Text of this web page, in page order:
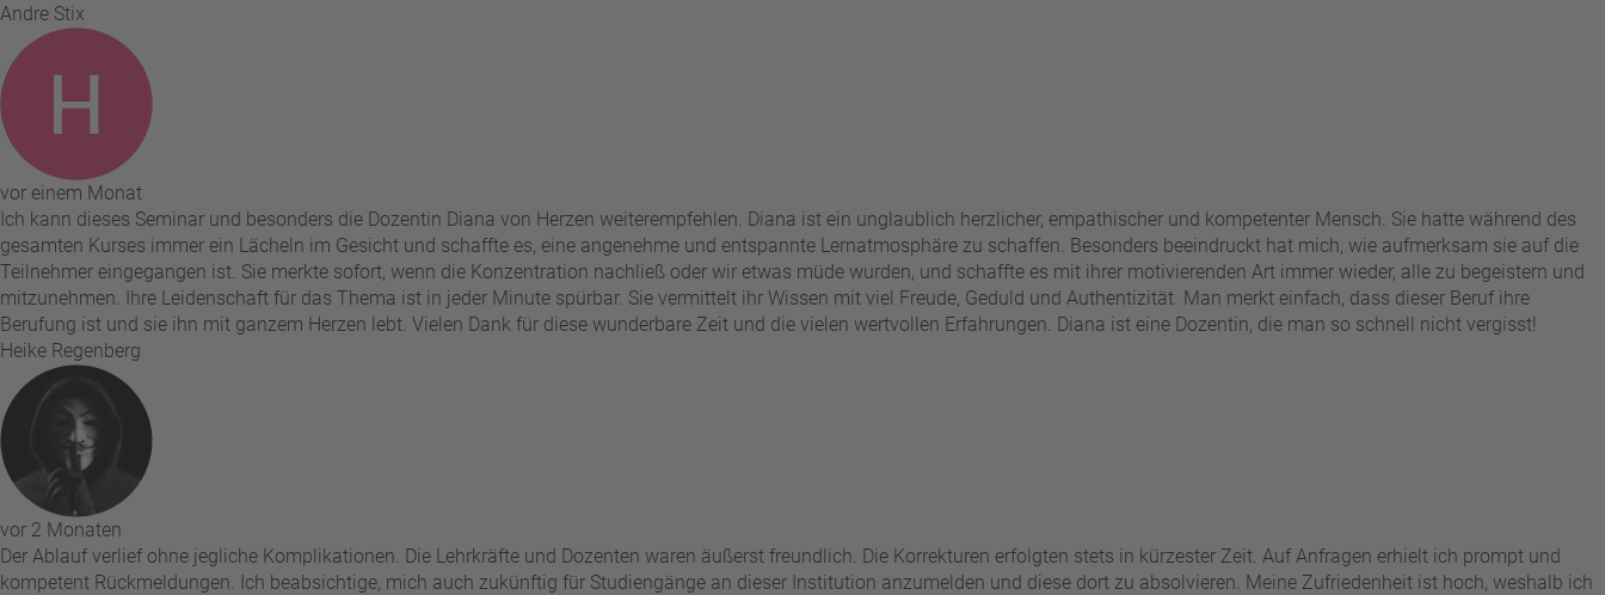
Andre Stix
vor einem Monat
Ich kann dieses Seminar und besonders die Dozentin Diana von Herzen weiterempfehlen. Diana ist ein unglaublich herzlicher, empathischer und kompetenter Mensch. Sie hatte während des
gesamten Kurses immer ein Lächeln im Gesicht und schaffte es, eine angenehme und entspannte Lernatmosphäre zu schaffen. Besonders beeindruckt hat mich, wie aufmerksam sie auf die
Teilnehmer eingegangen ist. Sie merkte sofort, wenn die Konzentration nachließ oder wir etwas müde wurden, und schaffte es mit ihrer motivierenden Art immer wieder, alle zu begeistern und
mitzunehmen. Ihre Leidenschaft für das Thema ist in jeder Minute spürbar. Sie vermittelt ihr Wissen mit viel Freude, Geduld und Authentizität. Man merkt einfach, dass dieser Beruf ihre
Berufung ist und sie ihn mit ganzem Herzen lebt. Vielen Dank für diese wunderbare Zeit und die vielen wertvollen Erfahrungen. Diana ist eine Dozentin, die man so schnell nicht vergisst!
Heike Regenberg
vor 2 Monaten
Der Ablauf verlief ohne jegliche Komplikationen. Die Lehrkräfte und Dozenten waren äußerst freundlich. Die Korrekturen erfolgten stets in kürzester Zeit. Auf Anfragen erhielt ich prompt und
kompetent Rückmeldungen. Ich beabsichtige, mich auch zukünftig für Studiengänge an dieser Institution anzumelden und diese dort zu absolvieren. Meine Zufriedenheit ist hoch, weshalb ich